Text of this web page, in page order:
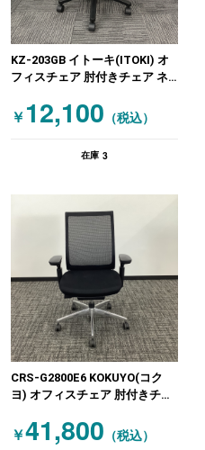
KZ-203GB イトーキ(ITOKI) オ
フィスチェア 肘付きチェア ネ
￥ 12,100 （税込）
在庫 3
CRS-G2800E6 KOKUYO(コク
ヨ) オフィスチェア 肘付きチェ
￥41,800 （税込）